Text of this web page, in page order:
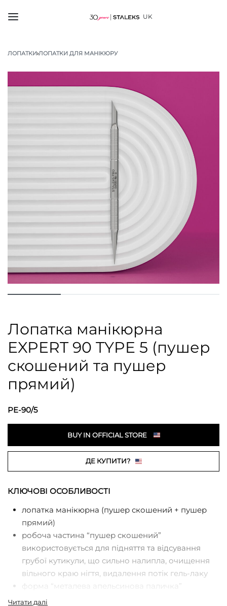
UK
ЛОПАТКИ›ЛОПАТКИ ДЛЯ МАНІКЮРУ
Лопатка манікюрна
EXPERT 90 TYPE 5 (пушер
скошений та пушер
прямий)
PE-90/5
BUY IN OFFICIAL STORE
ДЕ КУПИТИ?
КЛЮЧОВІ ОСОБЛИВОСТІ
лопатка манікюрна (пушер скошений + пушер
прямий)
робоча частина “пушер скошений”
використовується для підняття та відсування
грубої кутикули, що сильно налипла, очищення
вільного краю нігтя, видалення потік гель-лаку
форма “металева апельсинова паличка”
робоча частина “пушер” призначений для